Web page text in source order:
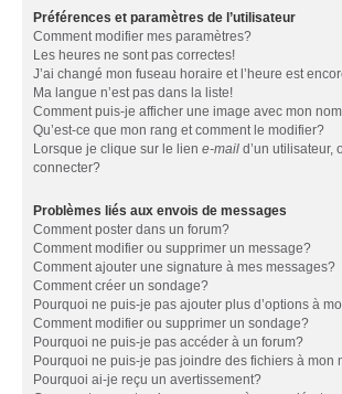
Préférences et paramètres de l’utilisateur
Comment modifier mes paramètres?
Les heures ne sont pas correctes!
J’ai changé mon fuseau horaire et l’heure est
Ma langue n’est pas dans la liste!
Comment puis-je afficher une image avec mon
Qu’est-ce que mon rang et comment le modifier?
Lorsque je clique sur le lien e-mail d’un utilisateur,
connecter?
Problèmes liés aux envois de messages
Comment poster dans un forum?
Comment modifier ou supprimer un message?
Comment ajouter une signature à mes messages?
Comment créer un sondage?
Pourquoi ne puis-je pas ajouter plus d’options à
Comment modifier ou supprimer un sondage?
Pourquoi ne puis-je pas accéder à un forum?
Pourquoi ne puis-je pas joindre des fichiers à mon
Pourquoi ai-je reçu un avertissement?